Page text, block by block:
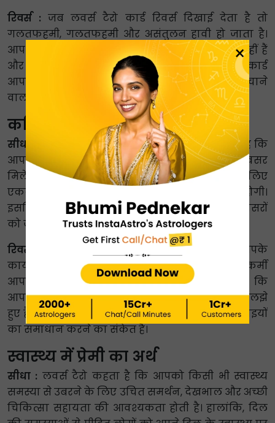
रिवर्स : जब लवर्स टैरो कार्ड रिवर्स दिखाई देता है तो
गलतफहमी, गलतफहमी और असंतुलन हावी हो जाता है।
आप और आपका साथी एक-दूसरे के प्रति ईमानदार नहीं हैं
और आम सहमति बनाने में संघर्ष करते हैं। लवर्स रिवर्स कार्ड
आपके रिश्ते को प्राथमिकता देने और इसे नुकसान पहुंचाने
वाली किसी भी चीज़ को छोड़ देने का संकेत है।
करियर में प्रेमी का अर्थ
सीधा :
लवर्स टैरो एजुकेशन और करियर रीडिंग कहती है कि
आपको अपने करियर को आगे बढ़ाने के लिए कई अवसर
मिलेंगे। आपको अपने लक्ष्यों और महत्वाकांक्षाओं के लिए
एकदम सही पेशा खोजने के लिए कड़ी मेहनत करनी होगी।
इसलिए, लवर्स कार्ड चाहता है कि आप करियर के अवसरों
को जैसे ही वे आएं, पकड़ लें।
रिवर्स :
रिवर्स द लवर्स टैरो कार्ड संकेत देता है कि आपके
कार्यस्थल पर चीजें बहुत नकारात्मक हैं, और आपके सहकर्मी
आपका साथ नहीं दे रहे हैं। जल्द ही, आप पा सकते हैं कि
आपके सहकर्मी आपसे छोटी-मोटी बहस या झगड़े में उलझे
हुए हैं। यह कार्ड प्राप्त करना सभी चुनौतियों और कठिनाइयों
का समाधान करने का संकेत है।
स्वास्थ्य में प्रेमी का अर्थ
सीधा : लवर्स टैरो कहता है कि आपको किसी भी स्वास्थ्य
समस्या से उबरने के लिए उचित समर्थन, देखभाल और अच्छी
चिकित्सा सहायता की आवश्यकता होती है। हालांकि, दिल
×